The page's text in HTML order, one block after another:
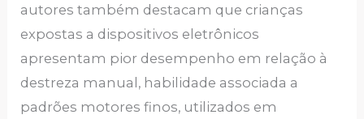
autores também destacam que crianças
expostas a dispositivos eletrônicos
apresentam pior desempenho em relação à
destreza manual, habilidade associada a
padrões motores finos, utilizados em